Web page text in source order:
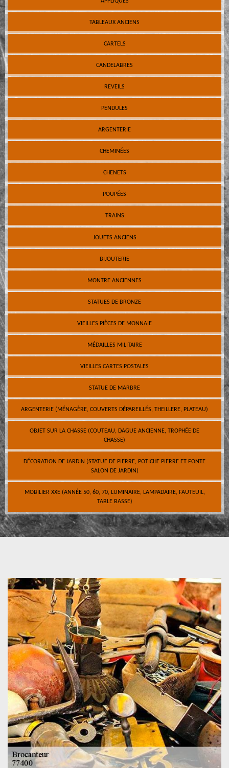
TABLEAUX ANCIENS
CARTELS
CANDELABRES
REVEILS
PENDULES
ARGENTERIE
CHEMINÉES
CHENETS
POUPÉES
TRAINS
JOUETS ANCIENS
BIJOUTERIE
MONTRE ANCIENNES
STATUES DE BRONZE
VIEILLES PIÈCES DE MONNAIE
MÉDAILLES MILITAIRE
VIEILLES CARTES POSTALES
STATUE DE MARBRE
ARGENTERIE (MÉNAGÈRE, COUVERTS DÉPAREILLÉS, THEILLERE, PLATEAU)
OBJET SUR LA CHASSE (COUTEAU, DAGUE ANCIENNE, TROPHÉE DE
CHASSE)
DÉCORATION DE JARDIN (STATUE DE PIERRE, POTICHE PIERRE ET FONTE
SALON DE JARDIN)
MOBILIER XXE (ANNÉE 50, 60, 70, LUMINAIRE, LAMPADAIRE, FAUTEUIL,
TABLE BASSE)